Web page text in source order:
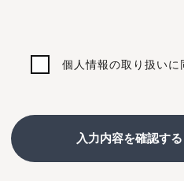
個人情報の取り扱いに
入力内容を確認する